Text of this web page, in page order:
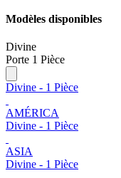
Modèles disponibles
Divine
Porte 1 Pièce
Divine - 1 Pièce
AMÉRICA
Divine - 1 Pièce
ASIA
Divine - 1 Pièce